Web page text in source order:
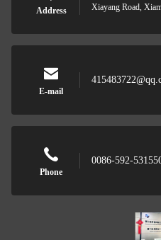
Address
Xiayang Road,
E-mail
Phone
0086-592-